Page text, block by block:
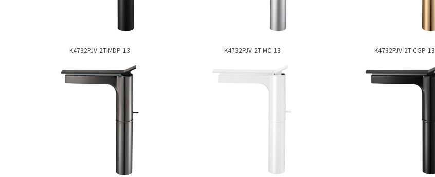
K4732PJV-2T-MDP-13 K4732PJV-2T-MC-13 K4732PJV-2T-CGP-13